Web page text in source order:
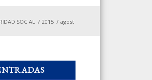
SOCIAL / 2015 / agost